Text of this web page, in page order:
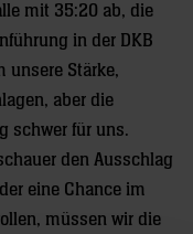
mit 35:20 ab, die
in der DKB
unsere Stärke,
aber die
schwer für uns.
den Ausschlag
eine Chance im
müssen wir die